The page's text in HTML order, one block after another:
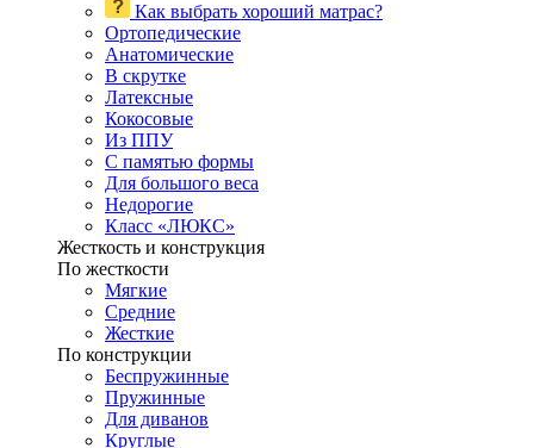
Как выбрать хороший матрас?
Ортопедические
Анатомические
В скрутке
Латексные
Кокосовые
Из ППУ
С памятью формы
Для большого веса
Недорогие
Класс «ЛЮКС»
Жесткость и конструкция
По жесткости
Мягкие
Средние
Жесткие
По конструкции
Беспружинные
Пружинные
Для диванов
Круглые